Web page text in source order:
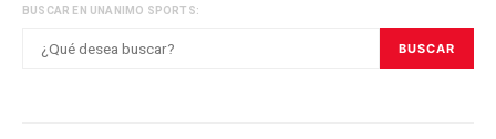
BUSCAR EN UNANIMO SPORTS:
BUSCAR